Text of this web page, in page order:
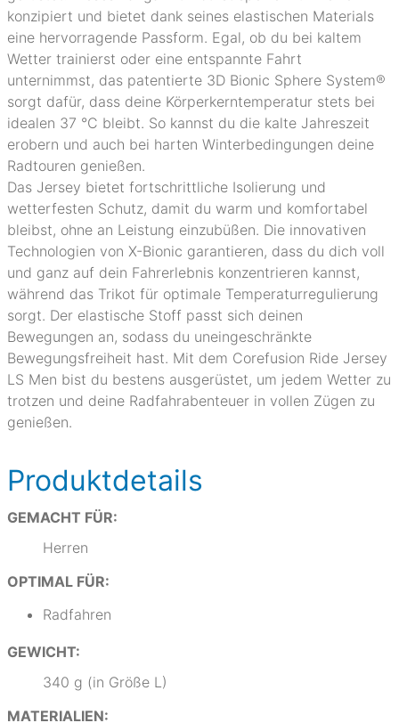
konzipiert und bietet dank seines elastischen Materials
eine hervorragende Passform. Egal, ob du bei kaltem
Wetter trainierst oder eine entspannte Fahrt
unternimmst, das patentierte 3D Bionic Sphere System®
sorgt dafür, dass deine Körperkerntemperatur stets bei
idealen 37 °C bleibt. So kannst du die kalte Jahreszeit
erobern und auch bei harten Winterbedingungen deine
Radtouren genießen.
Das Jersey bietet fortschrittliche Isolierung und
wetterfesten Schutz, damit du warm und komfortabel
bleibst, ohne an Leistung einzubüßen. Die innovativen
Technologien von X-Bionic garantieren, dass du dich voll
und ganz auf dein Fahrerlebnis konzentrieren kannst,
während das Trikot für optimale Temperaturregulierung
sorgt. Der elastische Stoff passt sich deinen
Bewegungen an, sodass du uneingeschränkte
Bewegungsfreiheit hast. Mit dem Corefusion Ride Jersey
LS Men bist du bestens ausgerüstet, um jedem Wetter zu
trotzen und deine Radfahrabenteuer in vollen Zügen zu
genießen.
Produktdetails
GEMACHT FÜR:
Herren
OPTIMAL FÜR:
Radfahren
GEWICHT:
340 g (in Größe L)
MATERIALIEN: